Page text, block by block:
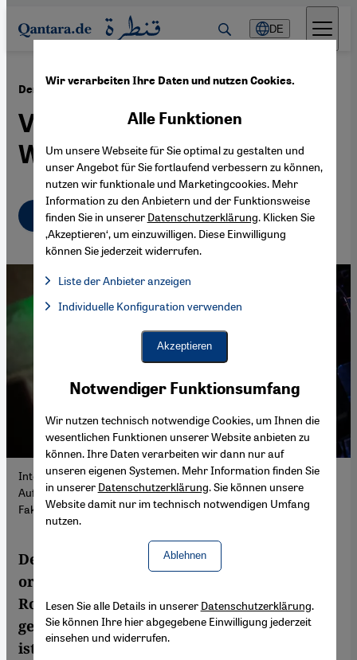
Direkt zum Inhalt springen
DE
Der palästinensische Musiker Faraj Suleiman ·23.01.2024
Von Palästina auf die
Weltbühne
Deutsch English عربي
International gefeierter Musiker: Faraj Suleiman bei einer
Aufführung im Odeon Theater Amman, Jordanien (Foto: Razan
Fakhouri Photography)
Der Pianist Faraj Suleiman hat mit
ornamentreichem Spiel und wuchtiger
Rock-Energie einen ganz eigenen Stil
geprägt. In einer denkbar schwierigen Zeit
ist "As Much As It Takes“, das neue Werk
Wir verarbeiten Ihre Daten und nutzen Cookies.
Notwendiger Funktionsumfang
Wir nutzen technisch notwendige Cookies, um Ihnen die
wesentlichen Funktionen unserer Website anbieten zu
können. Ihre Daten verarbeiten wir dann nur auf
unseren eigenen Systemen. Mehr Information finden Sie
in unserer Datenschutzerklärung. Sie können unsere
Website damit nur im technisch notwendigen Umfang
nutzen.
Ablehnen
Alle Funktionen
Um unsere Webseite für Sie optimal zu gestalten und
unser Angebot für Sie fortlaufend verbessern zu können,
nutzen wir funktionale und Marketingcookies. Mehr
Information zu den Anbietern und der Funktionsweise
finden Sie in unserer Datenschutzerklärung. Klicken Sie
‚Akzeptieren‘, um einzuwilligen. Diese Einwilligung
können Sie jederzeit widerrufen.
Liste der Anbieter anzeigen
Facebook Embed / Facebook Connect, Google Maps Embed,
Facebook Embed / Facebook Connect
Google Maps Embed
Individuelle Konfiguration verwenden
Akzeptieren
Lesen Sie alle Details in unserer Datenschutzerklärung.
Sie können Ihre hier abgegebene Einwilligung jederzeit
einsehen und widerrufen.